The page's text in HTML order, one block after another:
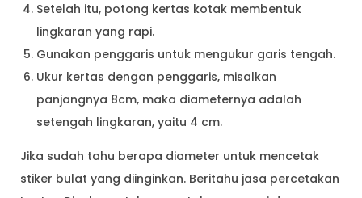
Setelah itu, potong kertas kotak membentuk
lingkaran yang rapi.
Gunakan penggaris untuk mengukur garis tengah.
Ukur kertas dengan penggaris, misalkan
panjangnya 8cm, maka diameternya adalah
setengah lingkaran, yaitu 4 cm.
Jika sudah tahu berapa diameter untuk mencetak
stiker bulat yang diinginkan. Beritahu jasa percetakan